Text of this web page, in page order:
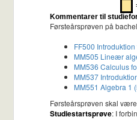
Kommentarer til
Førsteårsprøven på
FF500
MM505 Lineær
MM536 Calculus
MM537
MM551 Algebra 1
Førsteårsprøven skal
Studiestartsprøve: I